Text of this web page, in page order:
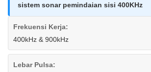
sistem sonar pemindaian sisi 400KHz
Frekuensi Kerja:
400kHz & 900kHz
Lebar Pulsa: